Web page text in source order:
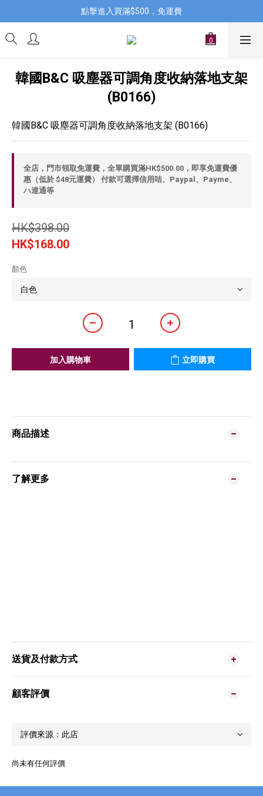
點擊進入買滿$500，免運費
韓國B&C 吸塵器可調角度收納落地支架
(B0166)
韓國B&C 吸塵器可調角度收納落地支架 (B0166)
全店，門市領取免運費，全單購買滿HK$500.00，即享免運費優
惠（低於 $48元運費） 付款可選擇信用咭、Paypal、Payme、
ハ達通等
HK$398.00
HK$168.00
顏色
加入購物車 立即購買
商品描述
了解更多
送貨及付款方式
顧客評價
尚未有任何評價